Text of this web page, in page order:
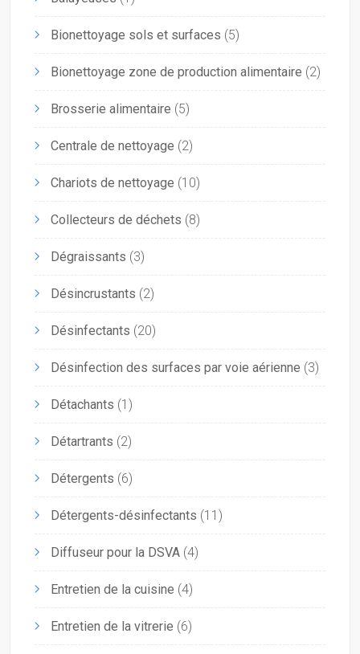
Bionettoyage sols et surfaces (5)
Bionettoyage zone de production alimentaire (2)
Brosserie alimentaire (5)
Centrale de nettoyage (2)
Chariots de nettoyage (10)
Collecteurs de déchets (8)
Dégraissants (3)
Désincrustants (2)
Désinfectants (20)
Désinfection des surfaces par voie aérienne (3)
Détachants (1)
Détartrants (2)
Détergents (6)
Détergents-désinfectants (11)
Diffuseur pour la DSVA (4)
Entretien de la cuisine (4)
Entretien de la vitrerie (6)